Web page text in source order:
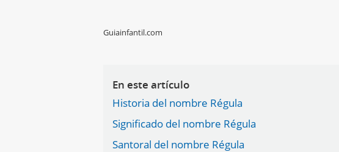
Guiainfantil.com
En este artículo
Historia del nombre Régula
Significado del nombre Régula
Santoral del nombre Régula